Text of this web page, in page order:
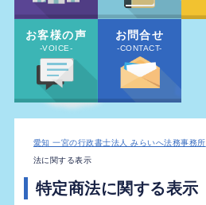
お客様の声
-VOICE-
お問合せ
-CONTACT-
愛知 一宮の行政書士法人 みらいへ法務事務所
法に関する表示
特定商法に関する表示